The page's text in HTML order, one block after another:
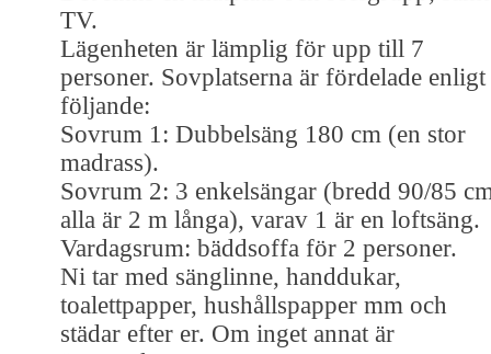
TV.
Lägenheten är lämplig för upp till 7
personer. Sovplatserna är fördelade enligt
följande:
Sovrum 1: Dubbelsäng 180 cm (en stor
madrass).
Sovrum 2: 3 enkelsängar (bredd 90/85
alla är 2 m långa), varav 1 är en loftsäng.
Vardagsrum: bäddsoffa för 2 personer.
Ni tar med sänglinne, handdukar,
toalettpapper, hushållspapper mm och
städar efter er. Om inget annat är